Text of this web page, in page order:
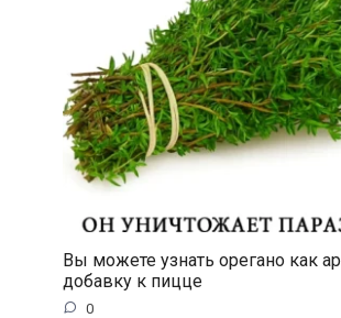
Вы можете узнать орегано как
добавку к пицце
0